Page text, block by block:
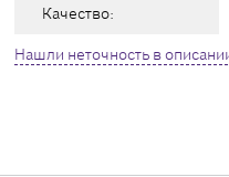
Качество:
Нашли неточность в